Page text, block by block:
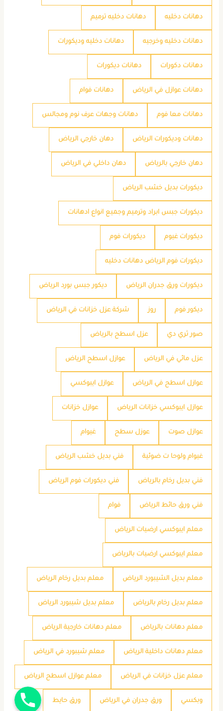
دهانات دخليه دهانات دخليه ترميم
دهانات دخليه وخرجيه دهانات دخليه وديكورات
دهانات دكورات دهانات ديكورات
دهانات عوازل في الرياض دهانات فوام
دهانات معا فوم دهانات وجهات عرف نوم ومجالس
دهانات وديكورات الرياض دهان خارجي الرياض
دهان خارجي بالرياض دهان داخلي في الرياض
ديكورات بديل خشب الرياض
ديكورات جبس ابراد وترميم وجميع انواع ادهانات
ديكورات غيوم ديكورات فوم
ديكورات فوم الرياض دهانات دخليه
ديكورات ورق جدران الرياض ديكور جبس بورد الرياض
ديكور فوم روز شركة عزل خزانات في الرياض
صور ثري دي عزل اسطح بالرياض
عزل مائي في الرياض عوازل اسطح الرياض
عوازل اسطح في الرياض عوازل ايبوكسي
عوازل ايبوكسي خزانات الرياض عوازل خزانات
عوازل صوت عوزل سطح غيوام
غيوام ولوحا ت ضوئية فني بديل خشب الرياض
فني بديل رخام بالرياض فني ديكورات فوم الرياض
فني ورق حائط الرياض فوام
معلم ايبوكسي ارضيات الرياض
معلم ايبوكسي ارضيات بالرياض
معلم بديل الشيبورد الرياض معلم بديل رخام الرياض
معلم بديل رخام بالرياض معلم بديل شيبورد الرياض
معلم دهانات بالرياض معلم دهانات خارجية الرياض
معلم دهانات داخلية الرياض معلم شيبورد في الرياض
معلم عزل خزانات في الرياض معلم عوازل اسطح الرياض
وبكسي ورق جدران في الرياض ورق حايط
جوال